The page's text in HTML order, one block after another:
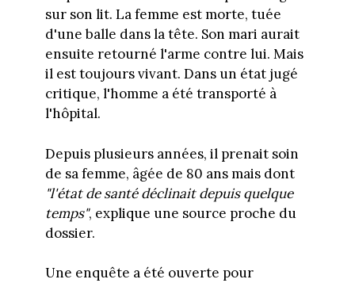
sur son lit. La femme est morte, tuée
d'une balle dans la tête. Son mari aurait
ensuite retourné l'arme contre lui. Mais
il est toujours vivant. Dans un état jugé
critique, l'homme a été transporté à
l'hôpital.
Depuis plusieurs années, il prenait soin
de sa femme, âgée de 80 ans mais dont
"l'état de santé déclinait depuis quelque
temps", explique une source proche du
dossier.
Une enquête a été ouverte pour